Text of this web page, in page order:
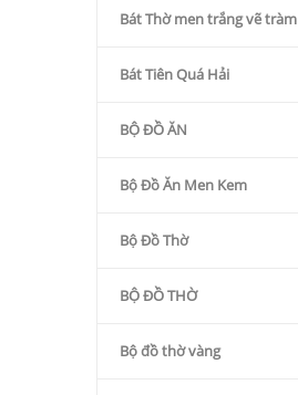
Bát Thờ men trắng vẽ tràm
Bát Tiên Quá Hải
BỘ ĐỒ ĂN
Bộ Đồ Ăn Men Kem
Bộ Đồ Thờ
BỘ ĐỒ THỜ
Bộ đồ thờ vàng